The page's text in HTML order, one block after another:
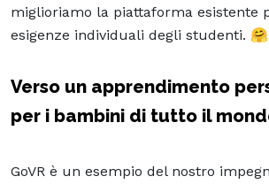
miglioriamo la piattaforma esistente
esigenze individuali degli studenti. 🤗
Verso un apprendimento
per i bambini di tutto il
GoVR è un esempio del nostro